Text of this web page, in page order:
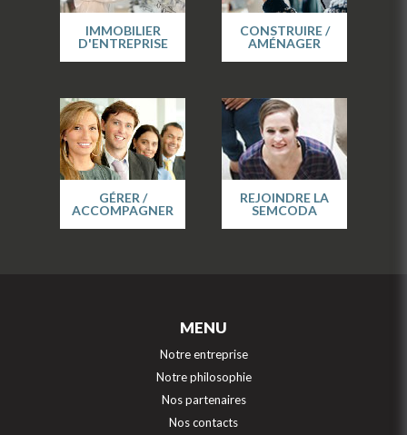
IMMOBILIER
D'ENTREPRISE
CONSTRUIRE /
AMÉNAGER
GÉRER /
ACCOMPAGNER
REJOINDRE LA
SEMCODA
MENU
Notre entreprise
Notre philosophie
Nos partenaires
Nos contacts